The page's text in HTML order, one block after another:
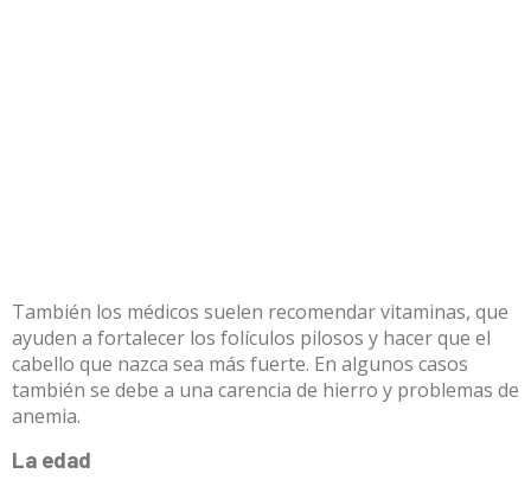
También los médicos suelen recomendar vitaminas, que
ayuden a fortalecer los folículos pilosos y hacer que el
cabello que nazca sea más fuerte. En algunos casos
también se debe a una carencia de hierro y problemas de
anemia.
La edad